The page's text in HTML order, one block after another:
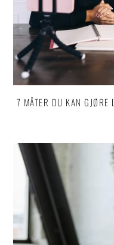
7 MÅTER DU KAN GJØRE